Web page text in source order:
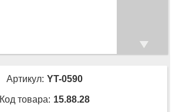
Артикул: YT-0590
Код товара: 15.88.28